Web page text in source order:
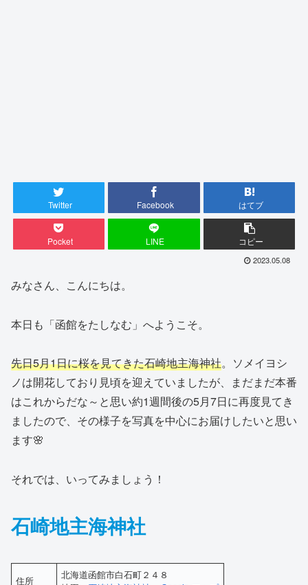
Twitter Facebook はてブ
Pocket LINE コピー
2023.05.08
みなさん、こんにちは。
本日も「函館をたしなむ」へようこそ。
先日5月1日に桜を見てきた石崎地主海神社。ソメイヨシ
ノは開花しており見頃を迎えていましたが、まだまだ本番
はこれからだな～と思い約1週間後の5月7日に再度見てき
ましたので、その様子を写真を中心にお届けしたいと思い
ます🌸
それでは、いってみましょう！
石崎地主海神社
住所
北海道函館市白石町２４８